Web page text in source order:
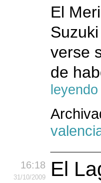
El
verse
de
leyendo
16:18
31/10/2009
El